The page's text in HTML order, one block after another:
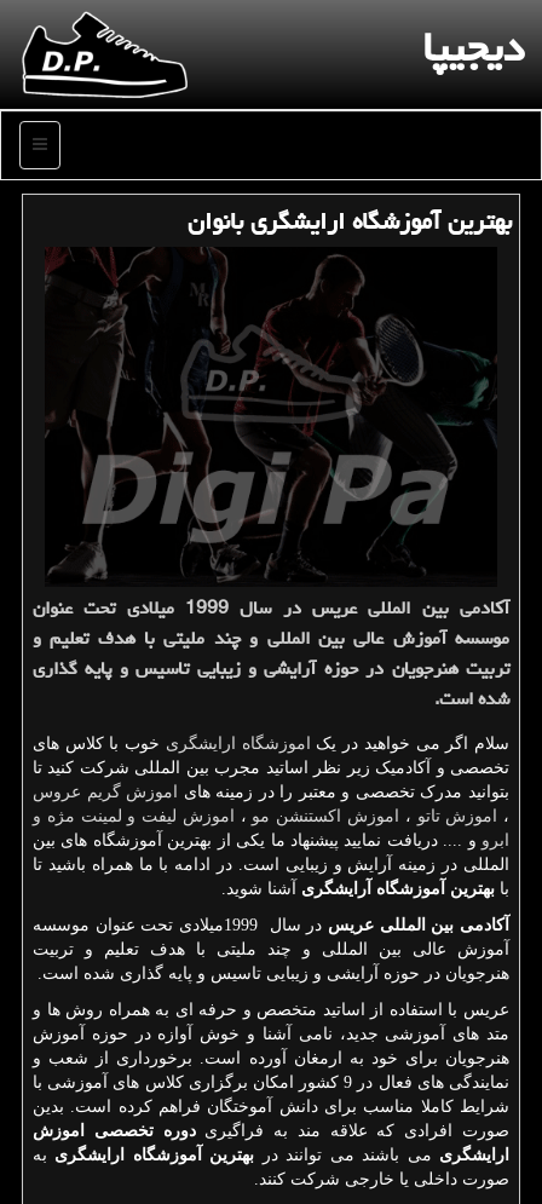
دیجیپا
منو
بهترین آموزشگاه ارایشگری بانوان
آكادمی بین المللی عریس در سال 1999 میلادی تحت عنوان
موسسه آموزش عالی بین المللی و چند ملیتی با هدف تعلیم و
تربیت هنرجویان در حوزه آرایشی و زیبایی تاسیس و پایه گذاری
شده است.
سلام اگر می خواهید در یک اموزشگاه ارایشگری خوب با کلاس های
تخصصی و آکادمیک زیر نظر اساتید مجرب بین المللی شرکت کنید تا
بتوانید مدرک تخصصی و معتبر را در زمینه های اموزش گریم عروس
، اموزش تاتو ، اموزش اکستنشن مو ، اموزش لیفت و لمینت مژه و
ابرو و .... دریافت نمایید پیشنهاد ما یکی از بهترین آموزشگاه های بین
المللی در زمینه آرایش و زیبایی است. در ادامه با ما همراه باشید تا
با بهترین آموزشگاه آرایشگری آشنا شوید.
آکادمی بین المللی عریس در سال 1999میلادی تحت عنوان موسسه
آموزش عالی بین المللی و چند ملیتی با هدف تعلیم و تربیت
هنرجویان در حوزه آرایشی و زیبایی تاسیس و پایه گذاری شده است.
عریس با استفاده از اساتید متخصص و حرفه ای به همراه روش ها و
متد های آموزشی جدید، نامی آشنا و خوش آوازه در حوزه آموزش
هنرجویان برای خود به ارمغان آورده است. برخورداری از شعب و
نمایندگی های فعال در 9 کشور امکان برگزاری کلاس های آموزشی با
شرایط کاملا مناسب برای دانش آموختگان فراهم کرده است. بدین
صورت افرادی که علاقه مند به فراگیریدوره تخصصی اموزش
ارایشگری می باشند می توانند در بهترین آموزشگاه ارایشگری به
صورت داخلی یا خارجی شرکت کنند.